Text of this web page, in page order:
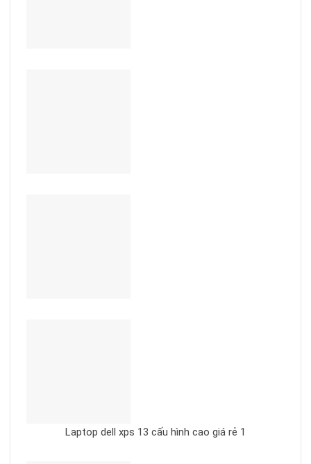
Laptop dell xps 13 cấu hình cao giá rẻ 1